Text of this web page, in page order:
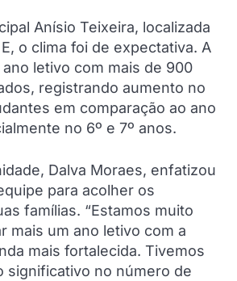
Anísio Teixeira, localizada
o clima foi de expectativa. A
letivo com mais de 900
registrando aumento no
em comparação ao ano
no 6º e 7º anos.
Dalva Moraes, enfatizou
para acolher os
famílias. “Estamos muito
mais um ano letivo com a
mais fortalecida. Tivemos
significativo no número de